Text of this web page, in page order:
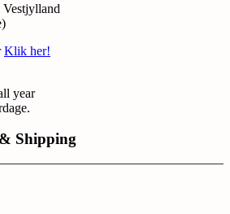
Klik her!
year
Shipping